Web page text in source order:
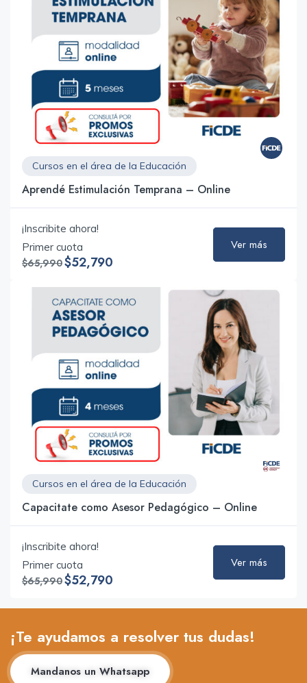
Cursos en el área de la Educación
Aprendé Estimulación Temprana – Online
¡Inscribite ahora!
Primer cuota
$65,990$52,790
Ver más
Cursos en el área de la Educación
Capacitate como Asesor Pedagógico – Online
¡Inscribite ahora!
Primer cuota
$65,990$52,790
Ver más
¡Te ayudamos a resolver tus dudas!
Mandanos un Whatsapp